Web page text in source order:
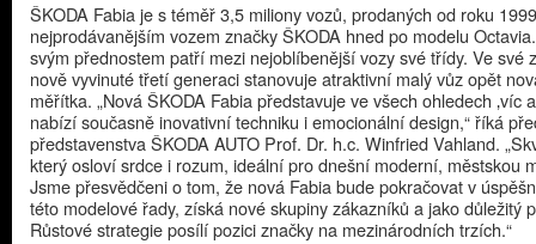
​ŠKODA Fabia je s téměř 3,5 miliony vozů, prodaných od roku
nejprodávanějším vozem značky ŠKODA hned po modelu
svým přednostem patří mezi nejoblíbenější vozy své třídy. Ve své
nově vyvinuté třetí generaci stanovuje atraktivní malý vůz opět
měřítka. „Nová ŠKODA Fabia představuje ve všech ohledech ‚víc
nabízí současně inovativní techniku i emocionální design,“ říká
představenstva ŠKODA AUTO Prof. Dr. h.c. Winfried Vahland.
který osloví srdce i rozum, ideální pro dnešní moderní, městskou
Jsme přesvědčeni o tom, že nová Fabia bude pokračovat v
této modelové řady, získá nové skupiny zákazníků a jako důležitý
Růstové strategie posílí pozici značky na mezinárodních trzích.“